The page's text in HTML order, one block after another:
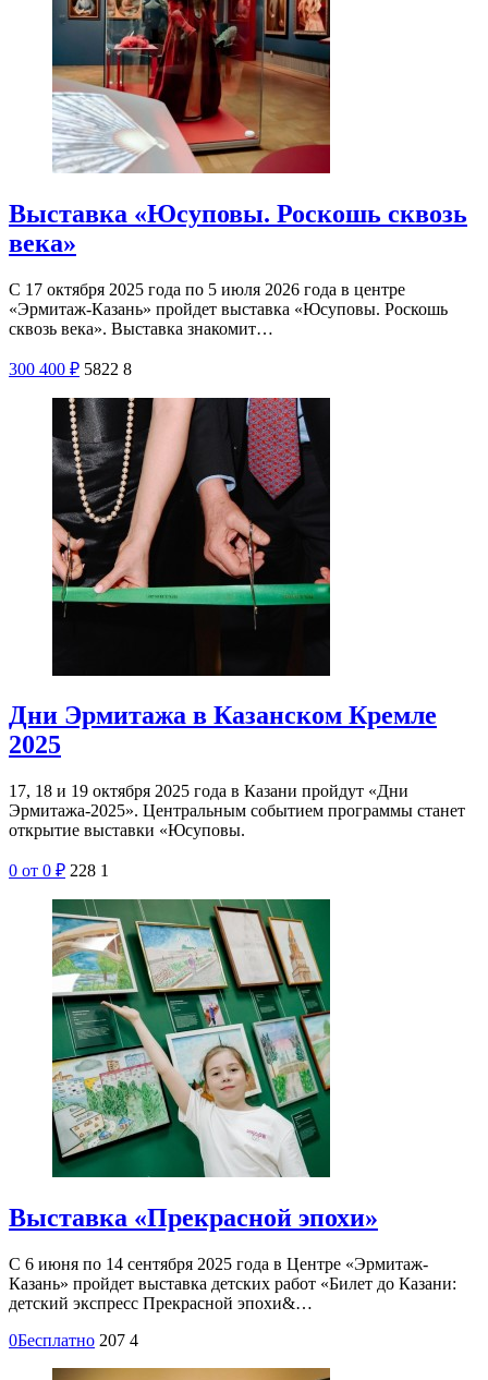
Выставка «Юсуповы. Роскошь сквозь
века»
С 17 октября 2025 года по 5 июля 2026 года в центре
«Эрмитаж-Казань» пройдет выставка «Юсуповы. Роскошь
сквозь века». Выставка знакомит…
300 400 ₽ 5822 8
Дни Эрмитажа в Казанском Кремле
2025
17, 18 и 19 октября 2025 года в Казани пройдут «Дни
Эрмитажа-2025». Центральным событием программы станет
открытие выставки «Юсуповы.
0 от 0 ₽ 228 1
Выставка «Прекрасной эпохи»
С 6 июня по 14 сентября 2025 года в Центре «Эрмитаж-
Казань» пройдет выставка детских работ «Билет до Казани:
детский экспресс Прекрасной эпохи&…
0Бесплатно 207 4